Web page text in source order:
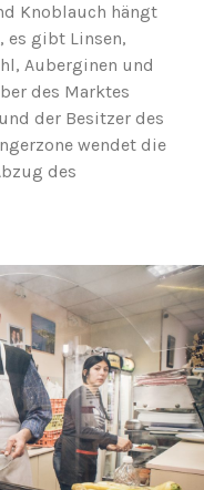
Knoblauch hängt
es gibt Linsen,
Auberginen und
des Marktes
der Besitzer des
wendet die
des